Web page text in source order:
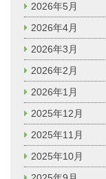
2026年5月
2026年4月
2026年3月
2026年2月
2026年1月
2025年12月
2025年11月
2025年10月